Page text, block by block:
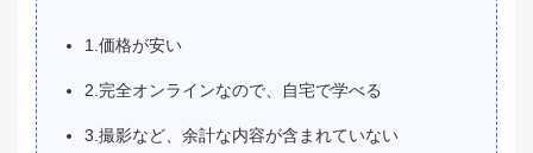
1.価格が安い
2.完全オンラインなので、自宅で学べる
3.撮影など、余計な内容が含まれていない